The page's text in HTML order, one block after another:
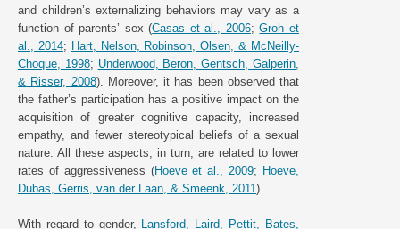
and children’s externalizing behaviors may vary as a
function of parents’ sex (Casas et al., 2006;Groh et
al., 2014; Hart, Nelson, Robinson, Olsen, & McNeilly-
Choque, 1998; Underwood, Beron, Gentsch, Galperin,
& Risser, 2008). Moreover, it has been observed that
the father’s participation has a positive impact on the
acquisition of greater cognitive capacity, increased
empathy, and fewer stereotypical beliefs of a sexual
nature. All these aspects, in turn, are related to lower
rates of aggressiveness (Hoeve et al., 2009; Hoeve,
Dubas, Gerris, van der Laan, & Smeenk, 2011).
With regard to gender, Lansford, Laird, Pettit, Bates,